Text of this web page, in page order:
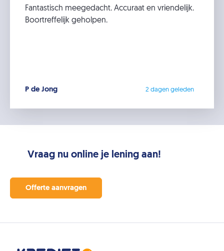
Fantastisch meegedacht. Accuraat en vriendelijk.
Boortreffelijk geholpen.
P de Jong 2 dagen geleden
Vraag nu online je lening aan!
Offerte aanvragen